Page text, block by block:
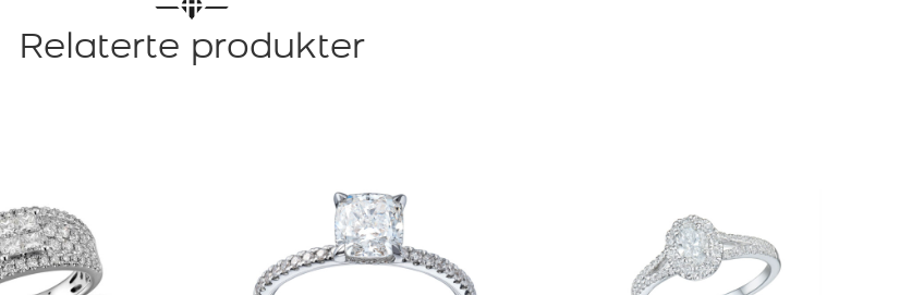
Relaterte produkter